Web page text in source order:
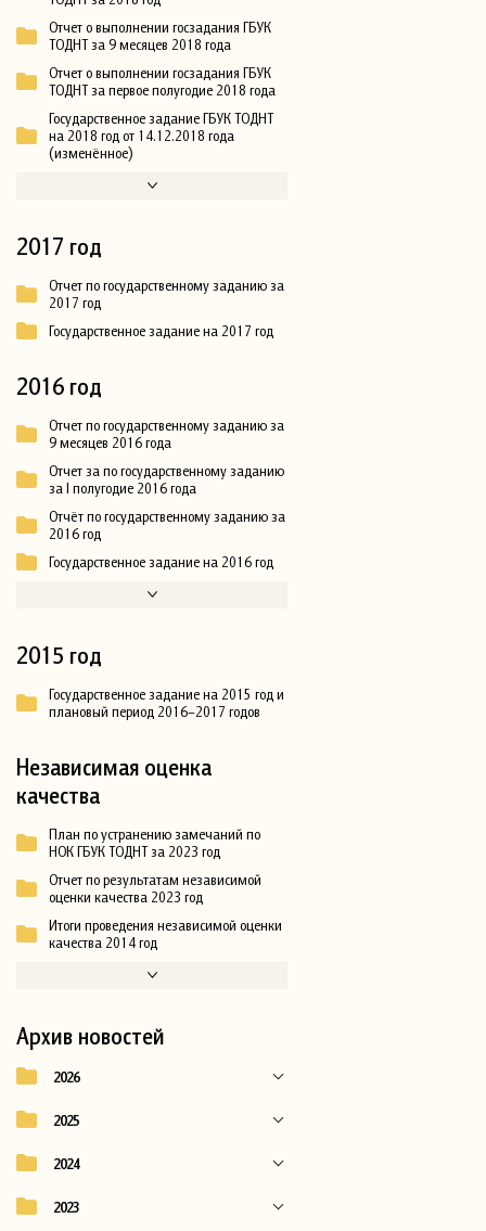
Отчет о выполнении госзадания ГБУК
ТОДНТ за 9 месяцев 2018 года
Отчет о выполнении госзадания ГБУК
ТОДНТ за первое полугодие 2018 года
Государственное задание ГБУК ТОДНТ
на 2018 год от 14.12.2018 года
(изменённое)
2017 год
Отчет по государственному заданию за
2017 год
Государственное задание на 2017 год
2016 год
Отчет по государственному заданию за
9 месяцев 2016 года
Отчет за по государственному заданию
за I полугодие 2016 года
Отчёт по государственному заданию за
2016 год
Государственное задание на 2016 год
2015 год
Государственное задание на 2015 год и
плановый период 2016–2017 годов
Независимая оценка
качества
План по устранению замечаний по
НОК ГБУК ТОДНТ за 2023 год
Отчет по результатам независимой
оценки качества 2023 год
Итоги проведения независимой оценки
качества 2014 год
Архив новостей
2026
2025
2024
2023